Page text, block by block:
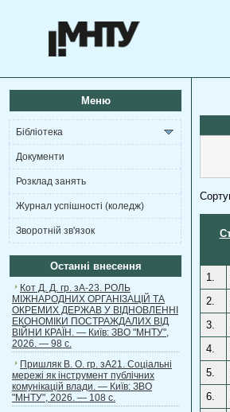
Меню
Бібліотека
Документи
Розклад занять
Журнал успішності (коледж)
Зворотній зв'язок
Останні внесення
Кот Д. Д. гр. зА-23. РОЛЬ
МІЖНАРОДНИХ ОРГАНІЗАЦІЙ ТА
ОКРЕМИХ ДЕРЖАВ У ВІДНОВЛЕННІ
ЕКОНОМІКИ ПОСТРАЖДАЛИХ ВІД
ВІЙНИ КРАЇН. — Київ: ЗВО "МНТУ",
2026. — 98 с.
Пришляк В. О. гр. зА21. Соціальні
мережі як інструмент публічних
комунікацій влади. — Київ: ЗВО
"МНТУ", 2026. — 108 с.
1.
2.
3.
4.
5.
6.